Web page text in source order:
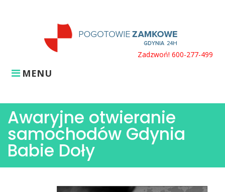
Zadzwoń! 600-277-499
MENU
Awaryjne otwieranie
samochodów Gdynia
Babie Doły